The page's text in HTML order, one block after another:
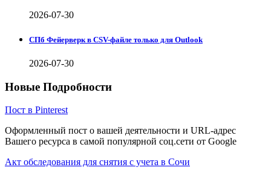
2026-07-30
СПб Фейерверк в CSV-файле только для Outlook
2026-07-30
Новые Подробности
Пост в Pinterest
Оформленный пост о вашей деятельности и URL-адрес
Вашего ресурса в самой популярной соц.сети от Google
Акт обследования для снятия с учета в Сочи